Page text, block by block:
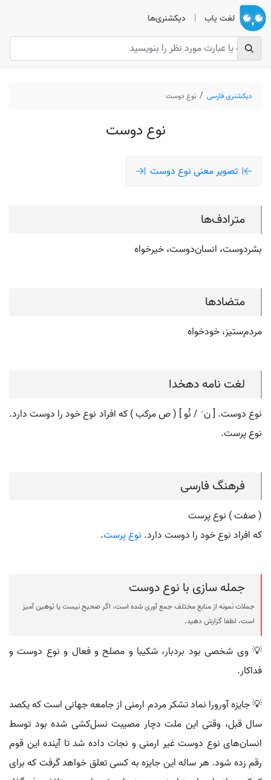
لغت یاب | دیکشنری‌ها
دیکشنری فارسی نوع دوست
نوع دوست
تصویر معنی نوع دوست
مترادف‌ها
بشردوست، انسان‌دوست، خیرخواه
متضادها
مردم‌ستیز، خودخواه
لغت نامه دهخدا
نوع دوست. [ ن َ / نُو ] ( ص مرکب ) که افراد نوع خود را دوست دارد.
نوع پرست.
فرهنگ فارسی
( صفت ) نوع پرست
که افراد نوع خود را دوست دارد. نوع پرست.
جمله سازی با نوع دوست
جملات نمونه از منابع مختلف جمع آوری شده است، اگر صحیح نیست یا توهین آمیز
است، لطفا گزارش دهید.
💡 وی شخصی بود بردبار، شکیبا و مصلح و فعال و نوع دوست و
فداکار.
💡 جایزه آورورا نماد تشکر مردم ارمنی از جامعه جهانی است که یکصد
سال قبل، وقتی این ملت دچار مصیبت نسل‌کشی شده بود توسط
انسان‌های نوع دوست غیر ارمنی و نجات داده شد تا آینده این قوم
رقم زده شود. هر ساله این جایزه به کسی تعلق خواهد گرفت که برای